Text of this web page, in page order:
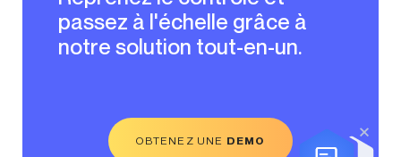
passez à l'échelle grâce à
notre solution tout-en-un.
OBTENEZ UNE DEMO